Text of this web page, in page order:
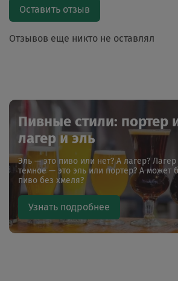
Отзывов еще никто не оставлял
Оставить отзыв
Пивные стили: портер
лагер и эль
Эль — это пиво или нет? А лагер?
темное — это эль или портер? А может
пиво без хмеля?
Узнать подробнее